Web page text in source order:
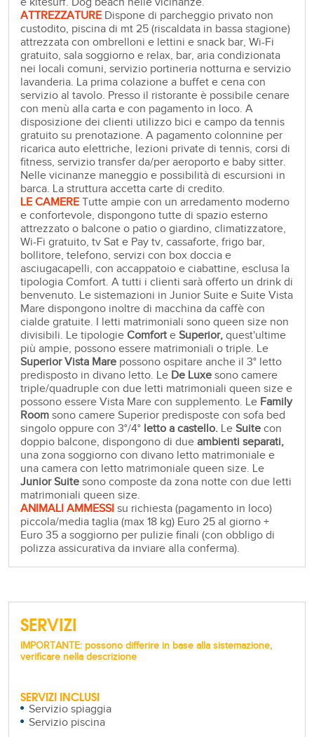
ATTREZZATURE Dispone di parcheggio privato non
custodito, piscina di mt 25 (riscaldata in bassa stagione)
attrezzata con ombrelloni e lettini e snack bar, Wi-Fi
gratuito, sala soggiorno e relax, bar, aria condizionata
nei locali comuni, servizio portineria notturna e servizio
lavanderia. La prima colazione a buffet e cena con
servizio al tavolo. Presso il ristorante è possibile cenare
con menù alla carta e con pagamento in loco. A
disposizione dei clienti utilizzo bici e campo da tennis
gratuito su prenotazione. A pagamento colonnine per
ricarica auto elettriche, lezioni private di tennis, corsi di
fitness, servizio transfer da/per aeroporto e baby sitter.
Nelle vicinanze maneggio e possibilità di escursioni in
barca. La struttura accetta carte di credito.
LE CAMERE Tutte ampie con un arredamento moderno
e confortevole, dispongono tutte di spazio esterno
attrezzato o balcone o patio o giardino, climatizzatore,
Wi-Fi gratuito, tv Sat e Pay tv, cassaforte, frigo bar,
bollitore, telefono, servizi con box doccia e
asciugacapelli, con accappatoio e ciabattine, esclusa la
tipologia Comfort. A tutti i clienti sarà offerto un drink di
benvenuto. Le sistemazioni in Junior Suite e Suite Vista
Mare dispongono inoltre di macchina da caffè con
cialde gratuite. I letti matrimoniali sono queen size non
divisibili. Le tipologieComfort eSuperior, quest'ultime
più ampie, possono essere matrimoniali o triple. Le
Superior Vista Mare possono ospitare anche il 3° letto
predisposto in divano letto. Le De Luxe sono camere
triple/quadruple con due letti matrimoniali queen size e
possono essere Vista Mare con supplemento. Le Family
Room sono camere Superior predisposte con sofa bed
singolo oppure con 3°/4° letto a castello. LeSuite con
doppio balcone, dispongono di dueambienti separati,
una zona soggiorno con divano letto matrimoniale e
una camera con letto matrimoniale queen size. Le
Junior Suite sono composte da zona notte con due letti
matrimoniali queen size.
ANIMALI AMMESSI su richiesta (pagamento in loco)
piccola/media taglia (max 18 kg) Euro 25 al giorno +
Euro 35 a soggiorno per pulizie finali (con obbligo di
polizza assicurativa da inviare alla conferma).
SERVIZI
IMPORTANTE: possono differire in base alla sistemazione,
verificare nella descrizione
SERVIZI INCLUSI
Servizio spiaggia
Servizio piscina